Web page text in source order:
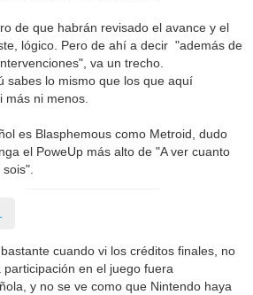
de que habrán revisado el avance y el
lógico. Pero de ahí a decir "además de
va un trecho.
sabes lo mismo que los que aquí
más ni menos.
es Blasphemous como Metroid, dudo
el PoweUp más alto de "A ver cuanto
cuando vi los créditos finales, no
en el juego fuera
y no se ve como que Nintendo haya